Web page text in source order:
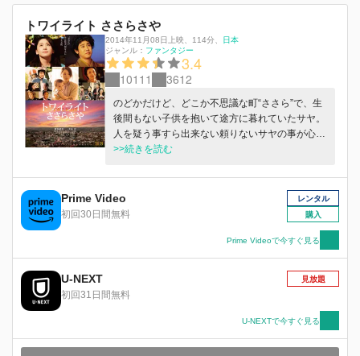
トワイライト ささらさや
2014年11月08日上映、 114分、 日本
ジャンル： ファンタジー
3.4
10111 3612
のどかだけど、どこか不思議な町“ささら”で、生
後間もない子供を抱いて途方に暮れていたサヤ。
人を疑う事すら出来ない頼りないサヤの事が心配
で心配で・・・、ユウタロウは成仏出来ずに彷徨
落語家の師匠、ささら駅の駅員、言葉を失った子
供、旅館の女将...。ユウタロウと“ささら”の人々
の優しさに支えられ、サヤは母親として強く成長
してゆくのだが―――。この物語の夫婦役で、今
作で初めて母親役を演じる新垣結衣と、演技派俳
優として不動の地位を確立した大泉洋が初共演。
原作は、ファンタジーとミステリーを見事に融合
した加納朋子のベストセラー小説「ささらさ
や」。監督は、『神様のカルテ』『60歳のラブレ
ター』の深川栄洋。ちっぽけな町“ささら”で繰り
広げられる人と人とをつなぐ人情と絆。やがて訪
れる本当の別れ...。 最後に待ち受ける“奇跡”とは
>>続きを読む
Prime Video
初回30日間無料
レンタル
購入
Prime Videoで今すぐ見る
U-NEXT
初回31日間無料
見放題
U-NEXTで今すぐ見る